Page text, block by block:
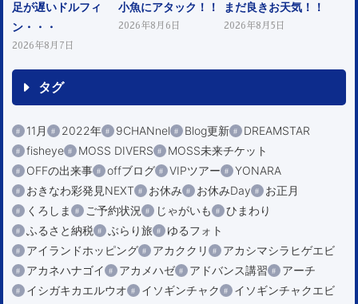
足が遅いドルフィ
ン・・・
2026年8月7日
小魚にアタック！！
2026年8月6日
まだ良きお天気！！
2026年8月5日
タグ
11月 2022年 9CHANnel Blog更新
DREAMSTAR
fisheye
MOSS DIVERS
MOSS未来チケット
OFFの出来事
offブログ VIPツアー
YONARA
おきなわ彩発見NEXT
お休み お休みDay
お正月
くろしま
ご予約状況 じゃがいも
ひまわり
ふるさと納税
ぶらり旅
ゆるフォト
アイランドホッピング
アカククリ
アカシマシラヒゲエビ
アカネハナゴイ
アカメハゼ アドバンス講習
アーチ
イシガキカエルウオ
イソギンチャク
イソギンチャクエビ